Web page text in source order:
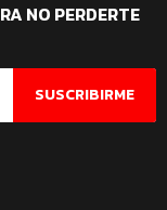
NO PERDERTE
SUSCRIBIRME